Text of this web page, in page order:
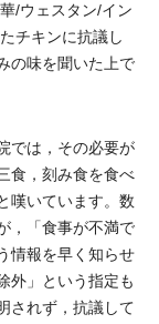
/ウェスタン/イン
チキンに抗議し
の味を聞いた上で
では，その必要が
食，刻み食を食べ
嘆いています。数
，「食事が不満で
情報を早く知らせ
外」という指定も
されず，抗議して